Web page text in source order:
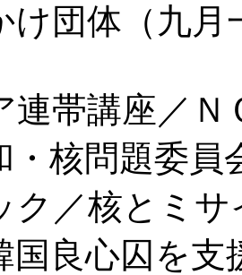
団体（九月
帯講座／Ｎ
・核問題委員
ク／核とミ
国良心囚を